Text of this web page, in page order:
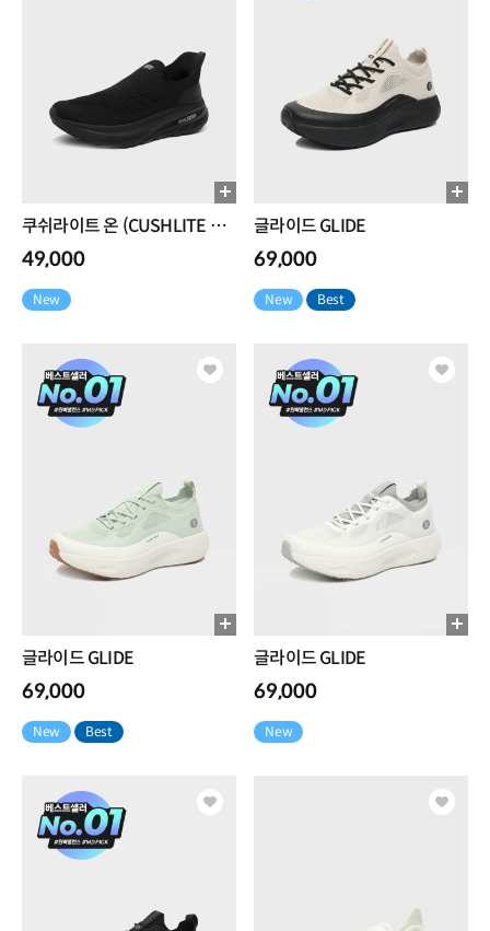
쿠쉬라이트 온 (CUSHLITE ON)
49,000
New
글라이드 GLIDE
69,000
New Best
글라이드 GLIDE
69,000
New Best
글라이드 GLIDE
69,000
New